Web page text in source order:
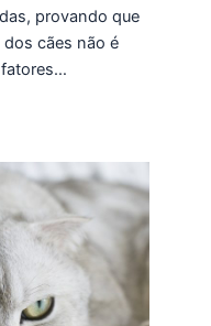
provando que
cães não é
fatores…